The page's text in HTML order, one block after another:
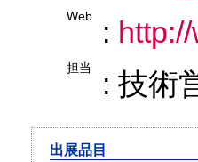
Web :
担当 : 技術
出展品目